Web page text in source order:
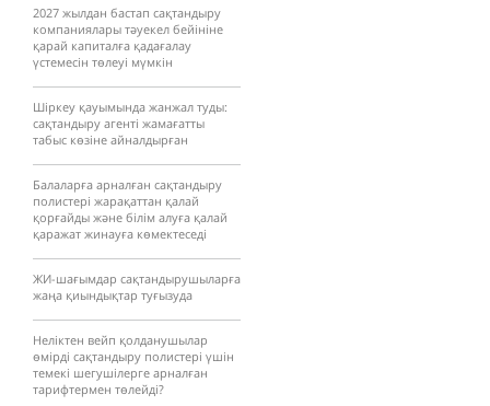
2027 жылдан бастап сақтандыру
компаниялары тәуекел бейініне
қарай капиталға қадағалау
үстемесін төлеуі мүмкін
Шіркеу қауымында жанжал туды:
сақтандыру агенті жамағатты
табыс көзіне айналдырған
Балаларға арналған сақтандыру
полистері жарақаттан қалай
қорғайды және білім алуға қалай
қаражат жинауға көмектеседі
ЖИ-шағымдар сақтандырушыларға
жаңа қиындықтар туғызуда
Неліктен вейп қолданушылар
өмірді сақтандыру полистері үшін
темекі шегушілерге арналған
тарифтермен төлейді?